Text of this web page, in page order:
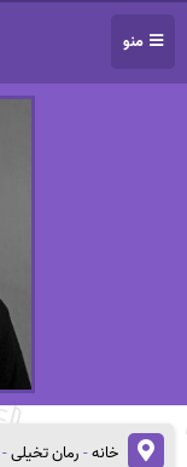
منو
خانه-رمان تخیلی-